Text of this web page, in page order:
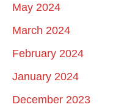
May 2024
March 2024
February 2024
January 2024
December 2023